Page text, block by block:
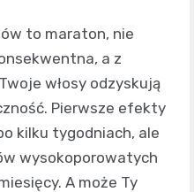
to maraton, nie
a z
włosy odzyskują
Pierwsze efekty
kilku tygodniach, ale
wysokoporowatych
A może Ty